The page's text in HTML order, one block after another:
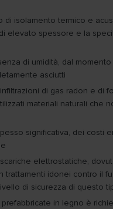
di isolamento termico e
elevato spessore e la
di umidità, dal
asciutti
di gas radon e di
materiali naturali che
significativa, dei costi
elettrostatiche,
trattamenti idonei contro il
di sicurezza di questo
in legno è